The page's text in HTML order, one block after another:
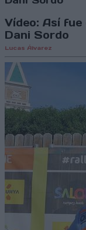
Vídeo: Así
Dani Sordo
Lucas Álvarez